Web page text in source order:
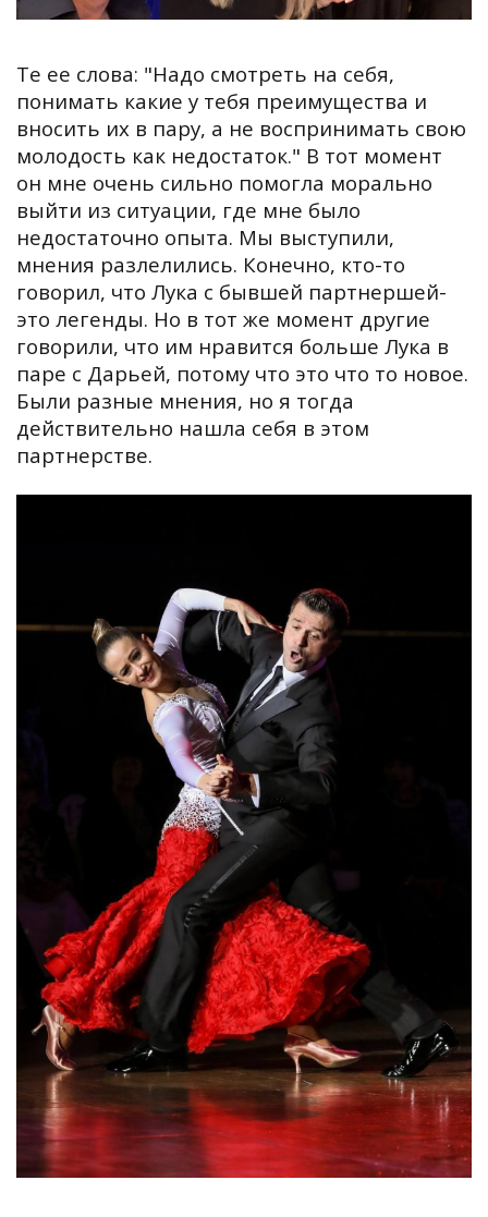
Те ее слова: "Надо смотреть на себя,
понимать какие у тебя преимущества и
вносить их в пару, а не воспринимать свою
молодость как недостаток." В тот момент
он мне очень сильно помогла морально
выйти из ситуации, где мне было
недостаточно опыта. Мы выступили,
мнения разлелились. Конечно, кто-то
говорил, что Лука с бывшей партнершей-
это легенды. Но в тот же момент другие
говорили, что им нравится больше Лука в
паре с Дарьей, потому что это что то новое.
Были разные мнения, но я тогда
действительно нашла себя в этом
партнерстве.